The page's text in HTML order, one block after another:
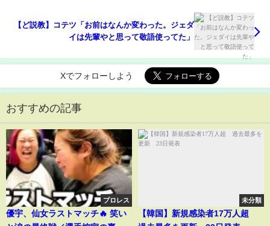
【ど説教】コテツ「お前はなんか変わった。ジェダ
イは先輩やと思って敬語使ってた」
Xでフォローしよう
おすすめの記事
プロレス
優宇、仙女ラストマッチ🔥 笑い
未分類
【韓国】新規感染者17万人超